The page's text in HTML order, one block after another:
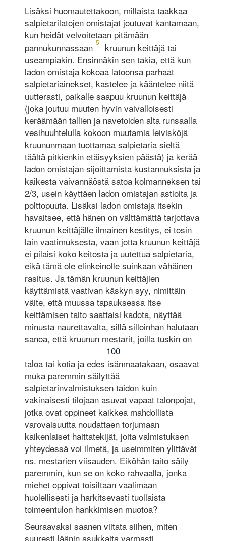
Lisäksi huomautettakoon, millaista taakkaa
salpietarilatojen omistajat joutuvat kantamaan,
kun heidät velvoitetaan pitämään
pannukunnassaan 5
kruunun keittäjä tai
useampiakin. Ensinnäkin sen takia, että kun
ladon omistaja kokoaa latoonsa parhaat
salpietariainekset, kastelee ja kääntelee niitä
uutterasti, paikalle saapuu kruunun keittäjä
(joka joutuu muuten hyvin vaivalloisesti
keräämään tallien ja navetoiden alta runsaalla
vesihuuhtelulla kokoon muutamia leivisköjä
kruununmaan tuottamaa salpietaria sieltä
täältä pitkienkin etäisyyksien päästä) ja kerää
ladon omistajan sijoittamista kustannuksista ja
kaikesta vaivannäöstä satoa kolmanneksen tai
2/3, usein käyttäen ladon omistajan astioita ja
polttopuuta. Lisäksi ladon omistaja itsekin
havaitsee, että hänen on välttämättä tarjottava
kruunun keittäjälle ilmainen kestitys, ei tosin
lain vaatimuksesta, vaan jotta kruunun keittäjä
ei pilaisi koko keitosta ja uutettua salpietaria,
eikä tämä ole elinkeinolle suinkaan vähäinen
rasitus. Ja tämän kruunun keittäjien
käyttämistä vaativan käskyn syy, nimittäin
väite, että muussa tapauksessa itse
keittämisen taito saattaisi kadota, näyttää
minusta naurettavalta, sillä silloinhan halutaan
sanoa, että kruunun mestarit, joilla tuskin on
100
taloa tai kotia ja edes isänmaatakaan, osaavat
muka paremmin säilyttää
salpietarinvalmistuksen taidon kuin
vakinaisesti tilojaan asuvat vapaat talonpojat,
jotka ovat oppineet kaikkea mahdollista
varovaisuutta noudattaen torjumaan
kaikenlaiset haittatekijät, joita valmistuksen
yhteydessä voi ilmetä, ja useimmiten ylittävät
ns. mestarien viisauden. Eiköhän taito säily
paremmin, kun se on koko rahvaalla, jonka
miehet oppivat toisiltaan vaalimaan
huolellisesti ja harkitsevasti tuollaista
toimeentulon hankkimisen muotoa?
Seuraavaksi saanen viitata siihen, miten
suuresti läänin asukkaita varmasti